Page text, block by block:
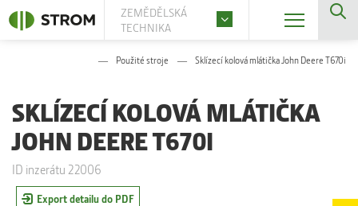
ZEMĚDĚLSKÁ
TECHNIKA
Použité stroje Sklízecí kolová mlátička John Deere T670i
SKLÍZECÍ KOLOVÁ MLÁTIČKA
JOHN DEERE T670I
ID inzerátu 22006
Export detailu do PDF